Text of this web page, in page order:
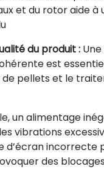
et du rotor aide à
du produit :
est
pellets et le
un alimentage
vibrations
d’écran incorrecte
des